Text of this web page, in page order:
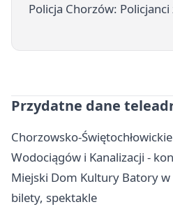
Policja Chorzów:
Przydatne dane
Chorzowsko-
Wodociągów i Kanalizacji -
Miejski Dom Kultury Batory
bilety, spektakle